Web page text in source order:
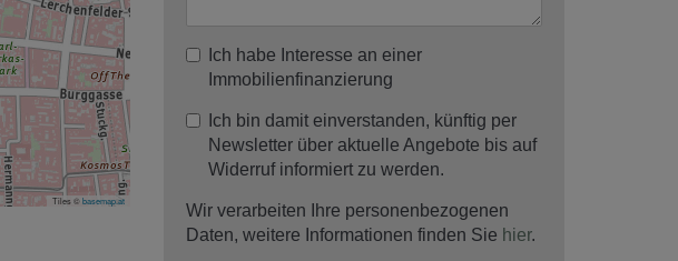
Tiles ©basemap.at
Ich habe Interesse an einer
Immobilienfinanzierung
Ich bin damit einverstanden, künftig per
Newsletter über aktuelle Angebote bis auf
Widerruf informiert zu werden.
Wir verarbeiten Ihre personenbezogenen
Daten, weitere Informationen finden Sie hier.